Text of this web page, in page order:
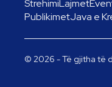
StrehimiLajmet
PublikimetJava e
© 2026 - Të gjitha të